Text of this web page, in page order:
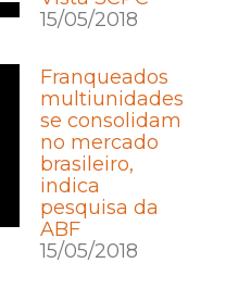
15/05/2018
Franqueados
multiunidades
se consolidam
no mercado
brasileiro,
indica
pesquisa da
ABF
15/05/2018